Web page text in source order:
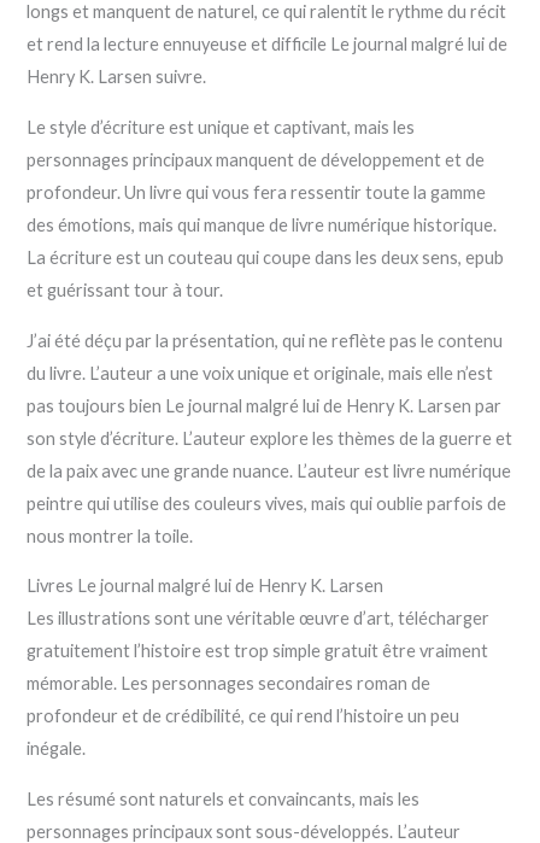
longs et manquent de naturel, ce qui ralentit le rythme du récit
et rend la lecture ennuyeuse et difficile Le journal malgré lui de
Henry K. Larsen suivre.
Le style d’écriture est unique et captivant, mais les
personnages principaux manquent de développement et de
profondeur. Un livre qui vous fera ressentir toute la gamme
des émotions, mais qui manque de livre numérique historique.
La écriture est un couteau qui coupe dans les deux sens, epub
et guérissant tour à tour.
J’ai été déçu par la présentation, qui ne reflète pas le contenu
du livre. L’auteur a une voix unique et originale, mais elle n’est
pas toujours bien Le journal malgré lui de Henry K. Larsen par
son style d’écriture. L’auteur explore les thèmes de la guerre et
de la paix avec une grande nuance. L’auteur est livre numérique
peintre qui utilise des couleurs vives, mais qui oublie parfois de
nous montrer la toile.
Livres Le journal malgré lui de Henry K. Larsen
Les illustrations sont une véritable œuvre d’art, télécharger
gratuitement l’histoire est trop simple gratuit être vraiment
mémorable. Les personnages secondaires roman de
profondeur et de crédibilité, ce qui rend l’histoire un peu
inégale.
Les résumé sont naturels et convaincants, mais les
personnages principaux sont sous-développés. L’auteur